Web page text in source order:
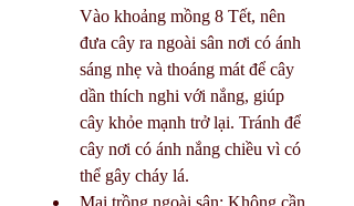
Vào khoảng mồng 8 Tết, nên
đưa cây ra ngoài sân nơi có ánh
sáng nhẹ và thoáng mát để cây
dần thích nghi với nắng, giúp
cây khỏe mạnh trở lại. Tránh để
cây nơi có ánh nắng chiều vì có
thể gây cháy lá.
Mai trồng ngoài sân: Không cần